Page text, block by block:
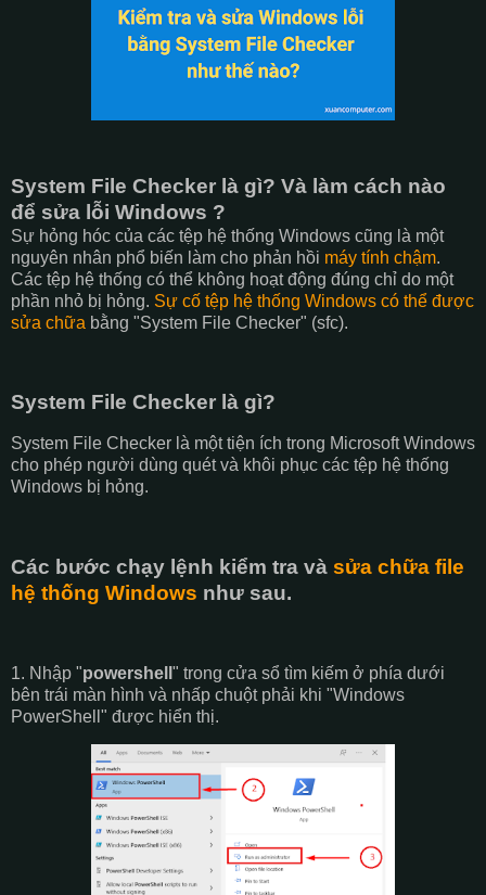
System File Checker là gì? Và làm cách nào
để sửa lỗi Windows ?
Sự hỏng hóc của các tệp hệ thống Windows cũng là một
nguyên nhân phổ biến làm cho phản hồi máy tính chậm.
Các tệp hệ thống có thể không hoạt động đúng chỉ do một
phần nhỏ bị hỏng. Sự cố tệp hệ thống Windows có thể được
sửa chữa bằng "System File Checker" (sfc).
System File Checker là gì?
System File Checker là một tiện ích trong Microsoft Windows
cho phép người dùng quét và khôi phục các tệp hệ thống
Windows bị hỏng.
Các bước chạy lệnh kiểm tra và sửa chữa file
hệ thống Windows như sau.
1. Nhập "powershell " trong cửa sổ tìm kiếm ở phía dưới
bên trái màn hình và nhấp chuột phải khi "Windows
PowerShell" được hiển thị.